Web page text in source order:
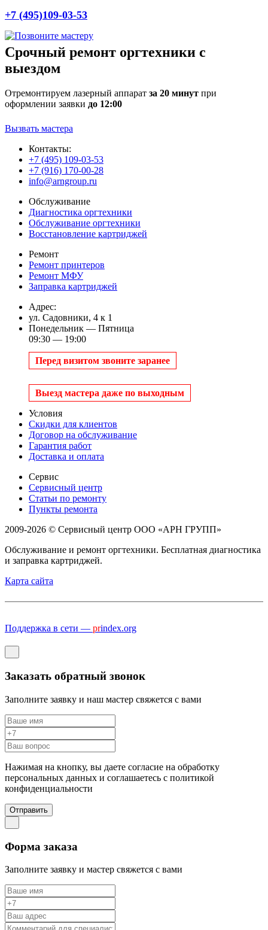
+7 (495)109-03-53
Срочный ремонт оргтехники с
выездом
Отремонтируем лазерный аппарат за 20 минут при
оформлении заявки до 12:00
Вызвать мастера
Контакты:
+7 (495) 109-03-53
+7 (916) 170-00-28
info@arngroup.ru
Обслуживание
Диагностика оргтехники
Обслуживание оргтехники
Восстановление картриджей
Ремонт
Ремонт принтеров
Ремонт МФУ
Заправка картриджей
Адрес:
ул. Садовники, 4 к 1
Понедельник — Пятница
09:30 — 19:00
Перед визитом звоните заранее
Выезд мастера даже по выходным
Условия
Скидки для клиентов
Договор на обслуживание
Гарантия работ
Доставка и оплата
Сервис
Сервисный центр
Статьи по ремонту
Пункты ремонта
2009-2026 © Сервисный центр ООО «АРН ГРУПП»
Обслуживание и ремонт оргтехники. Бесплатная диагностика
и заправка картриджей.
Карта сайта
Поддержка в сети — prindex.org
Заказать обратный звонок
Заполните заявку и наш мастер свяжется с вами
Нажимая на кнопку, вы даете согласие на обработку
персональных данных и соглашаетесь c политикой
конфиденциальности
Отправить
Форма заказа
Заполните заявку и мастер свяжется с вами